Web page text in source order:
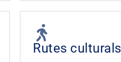
Rutes culturals